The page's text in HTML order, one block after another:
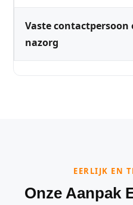
Vaste contactpersoon
nazorg
EERLIJK EN
Onze Aanpak